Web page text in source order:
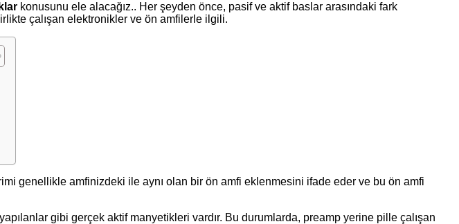
konusunu ele alacağız.. Her şeyden önce, pasif ve aktif baslar arasındaki fark
çalışan elektronikler ve ön amfilerle ilgili.
genellikle amfinizdeki ile aynı olan bir ön amfi eklenmesini ifade eder ve bu ön amfi
gibi gerçek aktif manyetikleri vardır. Bu durumlarda, preamp yerine pille çalışan